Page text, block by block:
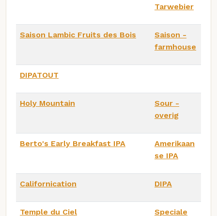
Tarwebier
Saison Lambic Fruits des Bois
Saison -
farmhouse
DIPATOUT
Holy Mountain
Sour -
overig
Berto's Early Breakfast IPA
Amerikaan
se IPA
Californication DIPA
Temple du Ciel
Speciale